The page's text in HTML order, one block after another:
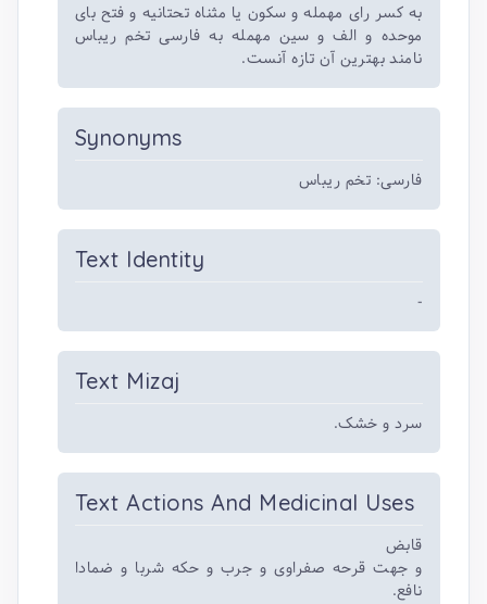
به کسر رای مهمله و سکون یا مثناه تحتانیه و فتح بای
موحده و الف و سین مهمله به فارسی تخم ریباس
نامند بهترین آن تازه آنست.
Synonyms
فارسی: تخم ریباس
Text Identity
-
Text Mizaj
سرد و خشک.
Text Actions And Medicinal Uses
قابض
و جهت قرحه صفراوی و جرب و حکه شربا و ضمادا
نافع.